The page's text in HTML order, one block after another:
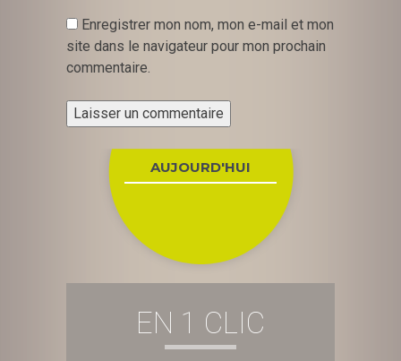
Enregistrer mon nom, mon e-mail et mon
site dans le navigateur pour mon prochain
commentaire.
AUJOURD'HUI
EN 1 CLIC